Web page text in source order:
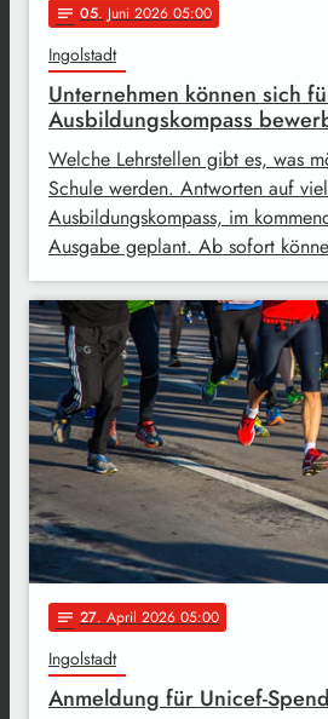
notes 05. Juni 2026 05:00
Ingolstadt
Unternehmen können sich
Ausbildungskompass
Welche Lehrstellen gibt es, was
Schule werden. Antworten auf
Ausbildungskompass, im
Ausgabe geplant. Ab sofort
notes 27. April 2026 05:00
Ingolstadt
Anmeldung für Unicef-